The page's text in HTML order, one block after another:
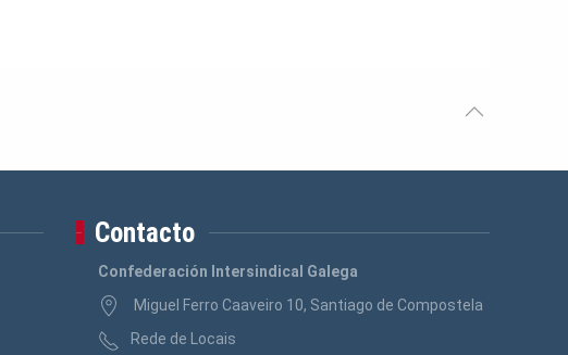
Contacto
Confederación Intersindical Galega
Miguel Ferro Caaveiro 10, Santiago de Compostela
Rede de Locais